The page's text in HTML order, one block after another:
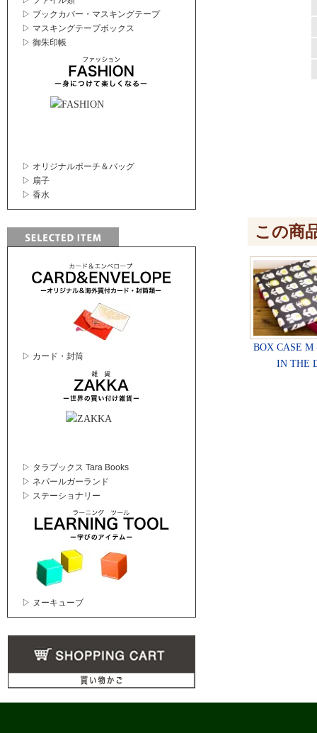
▷ ブックカバー・マスキングテープ
▷ マスキングテープボックス
▷ 御朱印帳
▷ オリジナルポーチ＆バッグ
▷ 扇子
▷ 香水
▷ カード・封筒
▷ タラブックス Tara Books
▷ ネパールガーランド
▷ ステーショナリー
▷ ヌーキューブ
この商
BOX CASE M
IN THE